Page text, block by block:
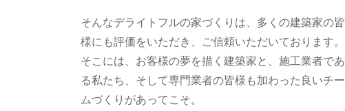
そんなデライトフルの家づくりは、多くの建築家の皆
様にも評価をいただき、ご信頼いただいております。
そこには、お客様の夢を描く建築家と、施工業者であ
る私たち、そして専門業者の皆様も加わった良いチー
ムづくりがあってこそ。